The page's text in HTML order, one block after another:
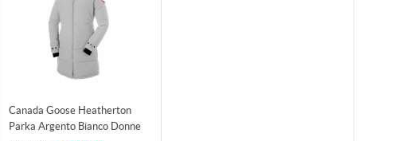
Canada Goose Heatherton
Parka Argento Bianco Donne